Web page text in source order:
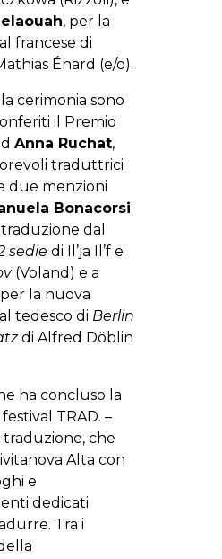
, per la
francese di
Énard (e/o).
cerimonia sono
il Premio
Anna Ruchat,
traduttrici
due menzioni
Bonacorsi
dal
sedie di Il’ja Il’f e
(Voland) e a
per la nuova
tedesco di Berlin
di Alfred Döblin
ha concluso la
TRAD. –
traduzione, che
Alta con
e
dedicati
Tra i